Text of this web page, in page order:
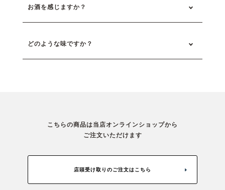
お酒を感じますか？
どのような味ですか？
こちらの商品は当店オンラインショップから
ご注文いただけます
店頭受け取りのご注文はこちら